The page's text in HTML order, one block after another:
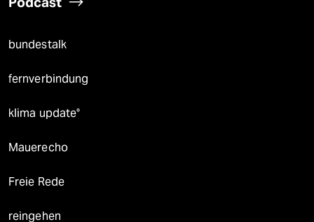
bundestalk
fernverbindung
klima update°
Mauerecho
Freie Rede
reingehen